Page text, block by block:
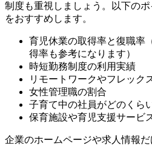
制度も重視しましょう。以下の
をおすすめします。
育児休業の取得率と復職率
得率も参考になります）
時短勤務制度の利用実績
リモートワークやフレック
女性管理職の割合
子育て中の社員がどのくら
保育施設や育児支援サービ
企業のホームページや求人情報